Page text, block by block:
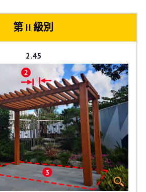
第 II 級別
2.45